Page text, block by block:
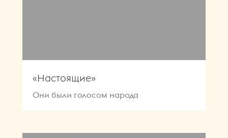
«Настоящие»
Они были голосом народа